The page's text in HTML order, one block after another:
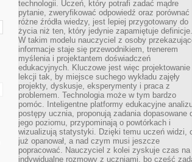
technologii. Uczeń, który potrafi zadać mądre
pytanie, zweryfikować odpowiedź oraz porównać
różne źródła wiedzy, jest lepiej przygotowany do
życia niż ten, który jedynie zapamiętuje definicje.
W takim modelu nauczyciel z osoby
informacje staje się przewodnikiem, trenerem
myślenia i projektantem doświadczeń
edukacyjnych. Kluczowe jest więc projektowanie
lekcji tak, by miejsce suchego wykładu zajęły
projekty, dyskusje, eksperymenty i praca z
problemem. Technologia może w tym bardzo
pomóc. Inteligentne platformy edukacyjne
postępy ucznia, proponują zadania dopasowane
jego poziomu, przypominają o powtórkach i
wizualizują statystyki. Dzięki temu uczeń widzi,
już opanował, a nad czym musi jeszcze
popracować. Nauczyciel z kolei zyskuje czas na
indywidualne rozmowy z uczniami, bo część